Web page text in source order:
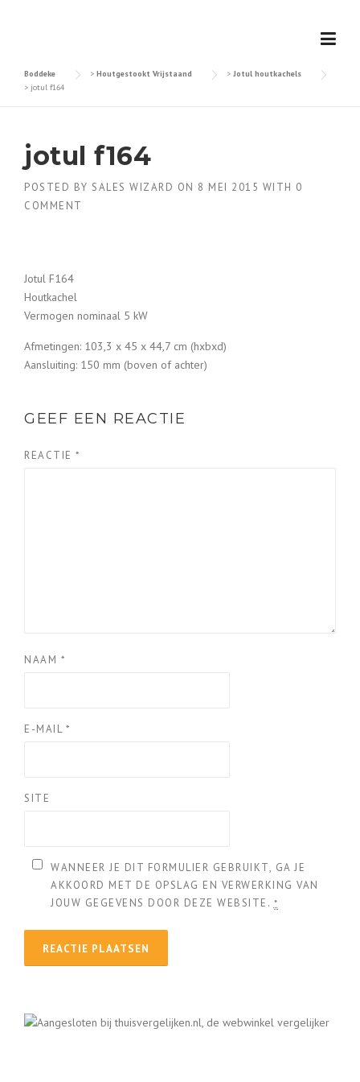
Boddeke > Houtgestookt Vrijstaand > Jotul houtkachels
> jotul f164
jotul f164
POSTED BY SALES WIZARD ON 8 MEI 2015 WITH 0
COMMENT
Jotul F164
Houtkachel
Vermogen nominaal 5 kW
Afmetingen: 103,3 x 45 x 44,7 cm (hxbxd)
Aansluiting: 150 mm (boven of achter)
GEEF EEN REACTIE
REACTIE *
NAAM *
E-MAIL *
SITE
WANNEER JE DIT FORMULIER GEBRUIKT, GA JE
AKKOORD MET DE OPSLAG EN VERWERKING VAN
JOUW GEGEVENS DOOR DEZE WEBSITE. *